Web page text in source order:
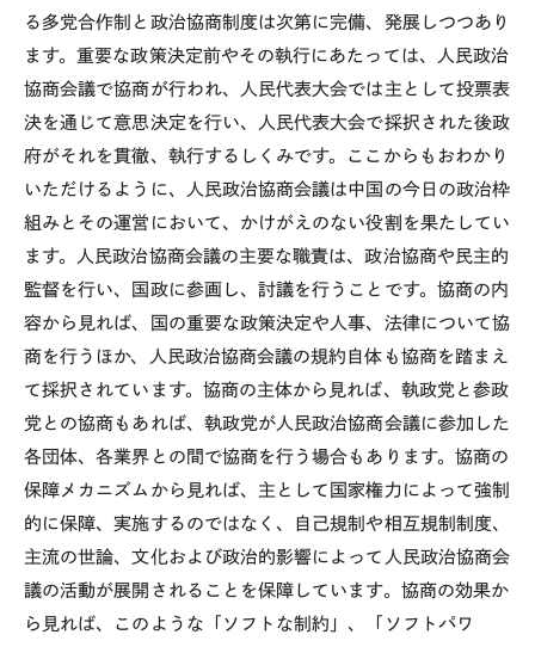
る多党合作制と政治協商制度は次第に完備、発展しつつあり
ます。重要な政策決定前やその執行にあたっては、人民政治
協商会議で協商が行われ、人民代表大会では主として投票表
決を通じて意思決定を行い、人民代表大会で採択された後政
府がそれを貫徹、執行するしくみです。ここからもおわかり
いただけるように、人民政治協商会議は中国の今日の政治枠
組みとその運営において、かけがえのない役割を果たしてい
ます。人民政治協商会議の主要な職責は、政治協商や民主的
監督を行い、国政に参画し、討議を行うことです。協商の内
容から見れば、国の重要な政策決定や人事、法律について協
商を行うほか、人民政治協商会議の規約自体も協商を踏まえ
て採択されています。協商の主体から見れば、執政党と参政
党との協商もあれば、執政党が人民政治協商会議に参加した
各団体、各業界との間で協商を行う場合もあります。協商の
保障メカニズムから見れば、主として国家権力によって強制
的に保障、実施するのではなく、自己規制や相互規制制度、
主流の世論、文化および政治的影響によって人民政治協商会
議の活動が展開されることを保障しています。協商の効果か
ら見れば、このような「ソフトな制約」、「ソフトパワ